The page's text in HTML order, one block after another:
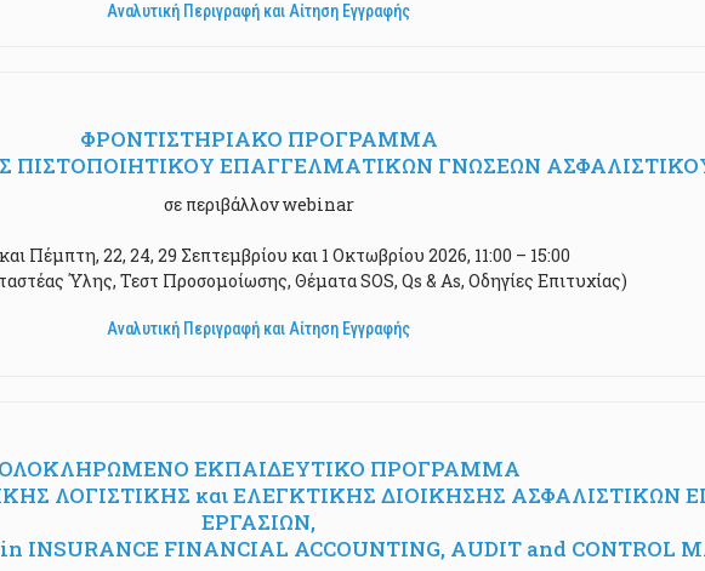
Αναλυτική Περιγραφή και Αίτηση Εγγραφής
ΦΡΟΝΤΙΣΤΗΡΙΑΚΟ ΠΡΟΓΡΑΜΜΑ
ΕΠΑΓΓΕΛΜΑΤΙΚΩΝ ΓΝΩΣΕΩΝ
σε περιβάλλον webinar
Πέμπτη, 22, 24, 29 Σεπτεμβρίου και 1 Οκτωβρίου 2026, 11:00 – 15:00
Ύλης, Τεστ Προσομοίωσης, Θέματα SOS, Qs & As, Οδηγίες Επιτυχίας)
Αναλυτική Περιγραφή και Αίτηση Εγγραφής
ΟΛΟΚΛΗΡΩΜΕΝΟ ΕΚΠΑΙΔΕΥΤΙΚΟ ΠΡΟΓΡΑΜΜΑ
ΛΟΓΙΣΤΙΚΗΣ και ΕΛΕΓΚΤΙΚΗΣ ΔΙΟΙΚΗΣΗΣ ΑΣΦΑΛΙΣΤΙΚΩΝ
ΕΡΓΑΣΙΩΝ,
INSURANCE FINANCIAL ACCOUNTING, AUDIT and CONTROL